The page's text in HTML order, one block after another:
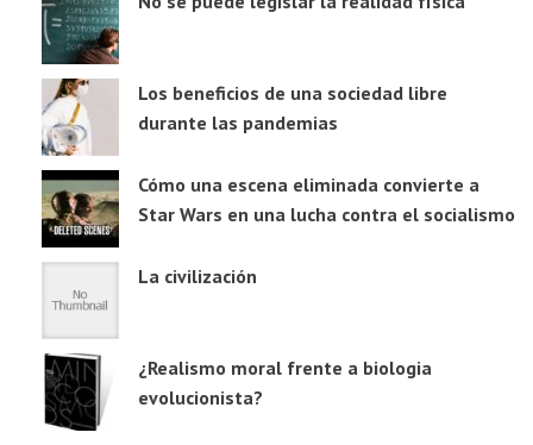
Los beneficios de una sociedad libre
durante las pandemias
Cómo una escena eliminada convierte a
Star Wars en una lucha contra el socialismo
La civilización
¿Realismo moral frente a biologia
evolucionista?